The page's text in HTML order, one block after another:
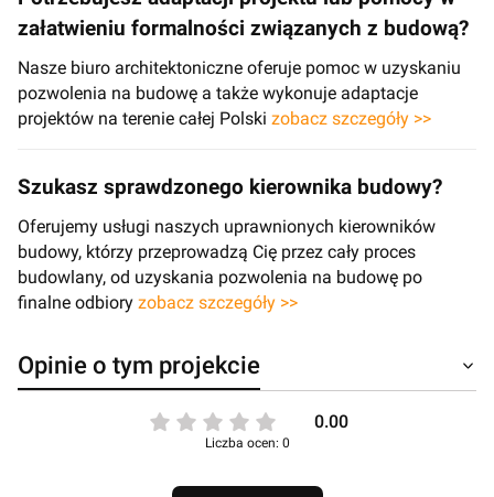
załatwieniu formalności związanych z budową?
Nasze biuro architektoniczne oferuje pomoc w uzyskaniu
pozwolenia na budowę a także wykonuje adaptacje
projektów na terenie całej Polski zobacz szczegóły >>
Szukasz sprawdzonego kierownika budowy?
Oferujemy usługi naszych uprawnionych kierowników
budowy, którzy przeprowadzą Cię przez cały proces
budowlany, od uzyskania pozwolenia na budowę po
finalne odbiory zobacz szczegóły >>
Opinie o tym projekcie
0.00
Liczba ocen: 0